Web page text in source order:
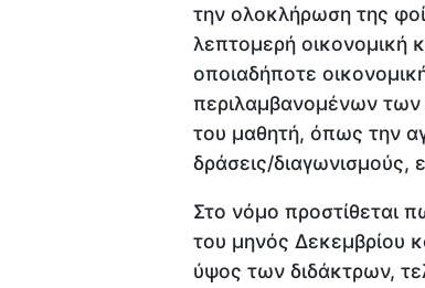
την ολοκλήρωση της
λεπτομερή οικονομική
οποιαδήποτε
περιλαμβανομένων
του μαθητή, όπως την
δράσεις/διαγωνισμούς,
Στο νόμο προστίθεται
του μηνός Δεκεμβρίου
ύψος των διδάκτρων,